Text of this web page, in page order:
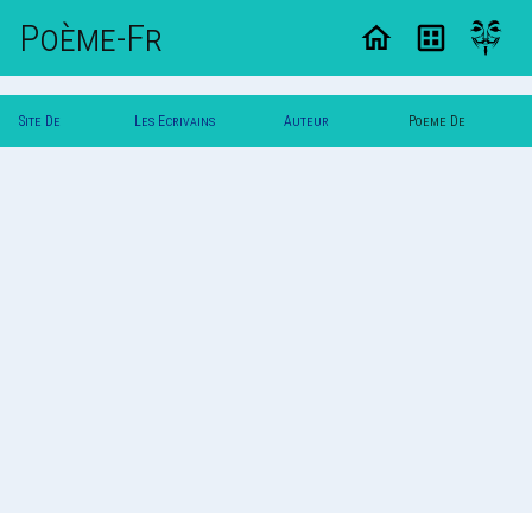
Poème-Fr
Site De Les Ecrivains Auteur Poeme De